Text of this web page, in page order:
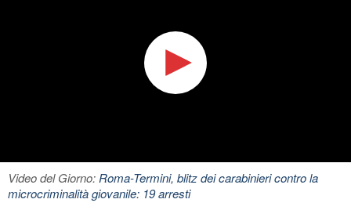
Video del Giorno:Roma-Termini, blitz dei carabinieri contro la
microcriminalità giovanile: 19 arresti